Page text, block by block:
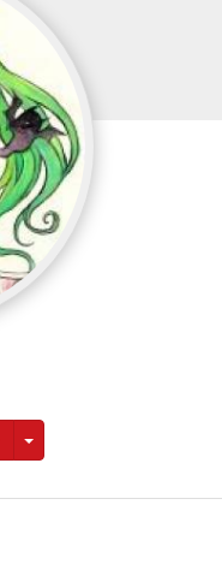
Afficher les autres options